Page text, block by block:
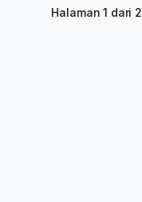
Halaman 1 dari 2